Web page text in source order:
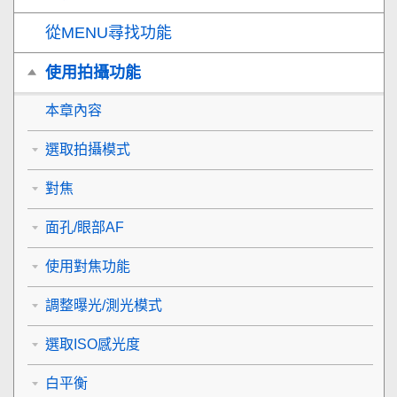
從MENU尋找功能
使用拍攝功能
本章內容
選取拍攝模式
對焦
面孔/眼部AF
使用對焦功能
調整曝光/測光模式
選取ISO感光度
白平衡